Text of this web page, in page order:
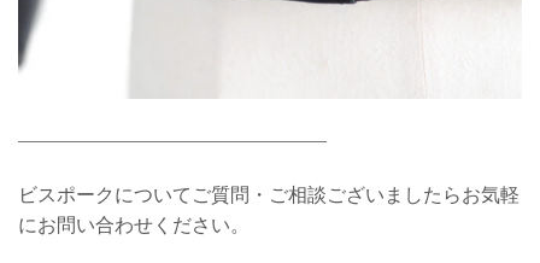
————————————————
ビスポークについてご質問・ご相談ございましたらお気軽
にお問い合わせください。